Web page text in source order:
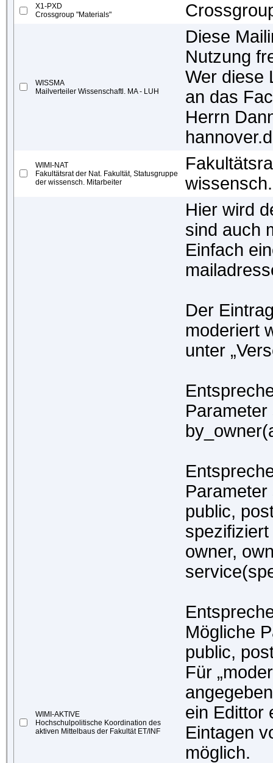
X1-PXD
Crossgroup "Materials"
WISSMA
Mailverteiler Wissenschaftl. MA - LUH
Diese
Nutzung
Wer diese
an das
Herrn
WIMI-NAT
Fakultätsrat der Nat. Fakultät, Statusgruppe
der wissensch. Mitarbeiter
WIMI-AKTIVE
Hochschulpolitische Koordination des
aktiven Mittelbaus der Fakultät ET/INF
Hier wird
sind auch
Einfach
Der
moderiert
unter
Parameter
Parameter
public,
owner,
Mögliche
public,
Für
ein Edittor
Eintagen
möglich.